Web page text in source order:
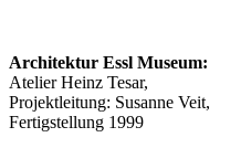
Architektur Essl Museum:
Atelier Heinz Tesar,
Projektleitung: Susanne Veit,
Fertigstellung 1999